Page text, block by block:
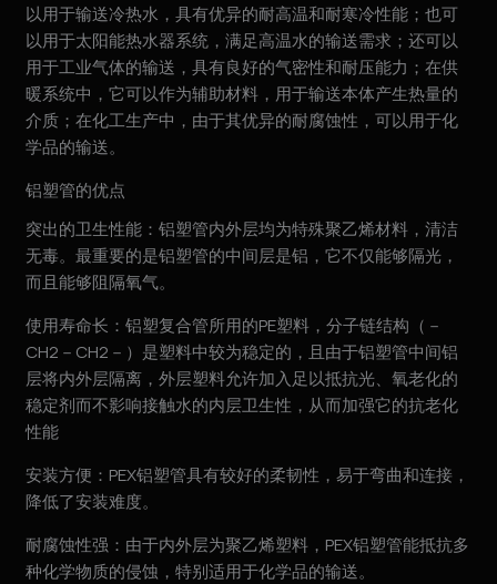
以用于输送冷热水，具有优异的耐高温和耐寒冷性能；也可
以用于太阳能热水器系统，满足高温水的输送需求；还可以
用于工业气体的输送，具有良好的气密性和耐压能力；在供
暖系统中，它可以作为辅助材料，用于输送本体产生热量的
介质；在化工生产中，由于其优异的耐腐蚀性，可以用于化
学品的输送。
铝塑管的优点
突出的卫生性能：铝塑管内外层均为特殊聚乙烯材料，清洁
无毒。最重要的是铝塑管的中间层是铝，它不仅能够隔光，
而且能够阻隔氧气。
使用寿命长：铝塑复合管所用的PE塑料，分子链结构（－
CH2－CH2－）是塑料中较为稳定的，且由于铝塑管中间铝
层将内外层隔离，外层塑料允许加入足以抵抗光、氧老化的
稳定剂而不影响接触水的内层卫生性，从而加强它的抗老化
性能
安装方便：PEX铝塑管具有较好的柔韧性，易于弯曲和连接，
降低了安装难度。
耐腐蚀性强：由于内外层为聚乙烯塑料，PEX铝塑管能抵抗多
种化学物质的侵蚀，特别适用于化学品的输送。